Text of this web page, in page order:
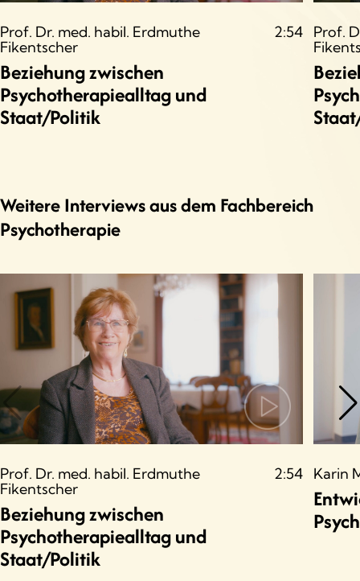
Prof. Dr. med. habil. Erdmuthe
Fikentscher
2:54
Beziehung zwischen
Psychotherapiealltag und
Staat/Politik
Prof.
Weitere Interviews aus dem Fachbereich
Psychotherapie
Prof. Dr. med. habil. Erdmuthe
Fikentscher
2:54
Beziehung zwischen
Psychotherapiealltag und
Staat/Politik
Karin